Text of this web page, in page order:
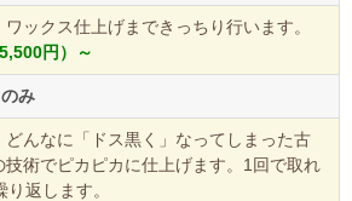
ックス仕上げまできっちり行います。
円）～
み
んなに「ドス黒く」なってしまった古
術でピカピカに仕上げます。1回で取れ
返します。